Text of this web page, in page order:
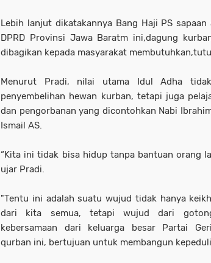
Lebih lanjut dikatakannya Bang Haji PS
DPRD Provinsi Jawa Baratm ini,dagung
dibagikan kepada masyarakat
Menurut Pradi, nilai utama Idul Adha
penyembelihan hewan kurban, tetapi juga
dan pengorbanan yang dicontohkan Nabi
Ismail AS.
“Kita ini tidak bisa hidup tanpa bantuan orang
ujar Pradi.
"Tentu ini adalah suatu wujud tidak hanya
dari kita semua, tetapi wujud dari
kebersamaan dari keluarga besar Partai
qurban ini, bertujuan untuk membangun